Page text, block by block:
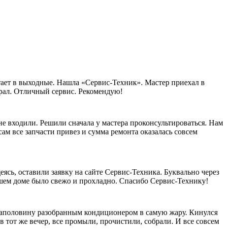
в выходные. Нашла «Сервис-Техник». Мастер приехал в
Отличный сервис. Рекомендую!
Решили сначала у мастера проконсультироваться. Нам
все запчасти привез и сумма ремонта оказалась совсем
оставили заявку на сайте Сервис-Техника. Буквально через
доме было свежо и прохладно. Спасибо Сервис-Технику!
разобранным кондиционером в самую жару. Кинулся
тот же вечер, все промыли, прочистили, собрали. И все совсем